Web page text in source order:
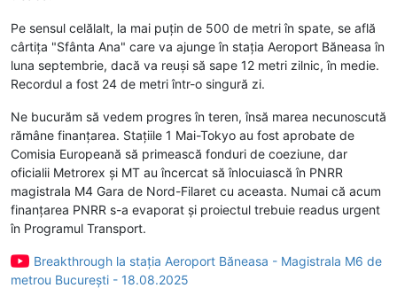
Pe sensul celălalt, la mai puțin de 500 de metri în spate, se află
cârtița "Sfânta Ana" care va ajunge în stația Aeroport Băneasa în
luna septembrie, dacă va reuși să sape 12 metri zilnic, în medie.
Recordul a fost 24 de metri într-o singură zi.
Ne bucurăm să vedem progres în teren, însă marea necunoscută
rămâne finanțarea. Stațiile 1 Mai-Tokyo au fost aprobate de
Comisia Europeană să primească fonduri de coeziune, dar
oficialii Metrorex și MT au încercat să înlocuiască în PNRR
magistrala M4 Gara de Nord-Filaret cu aceasta. Numai că acum
finanțarea PNRR s-a evaporat și proiectul trebuie readus urgent
în Programul Transport.
Breakthrough la stația Aeroport Băneasa - Magistrala M6 de
metrou București - 18.08.2025